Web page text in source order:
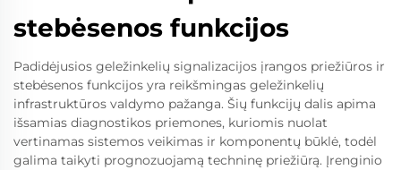
stebėsenos funkcijos
Padidėjusios geležinkelių signalizacijos įrangos priežiūros ir
stebėsenos funkcijos yra reikšmingas geležinkelių
infrastruktūros valdymo pažanga. Šių funkcijų dalis apima
išsamias diagnostikos priemones, kuriomis nuolat
vertinamas sistemos veikimas ir komponentų būklė, todėl
galima taikyti prognozuojamą techninę priežiūrą. Įrenginio